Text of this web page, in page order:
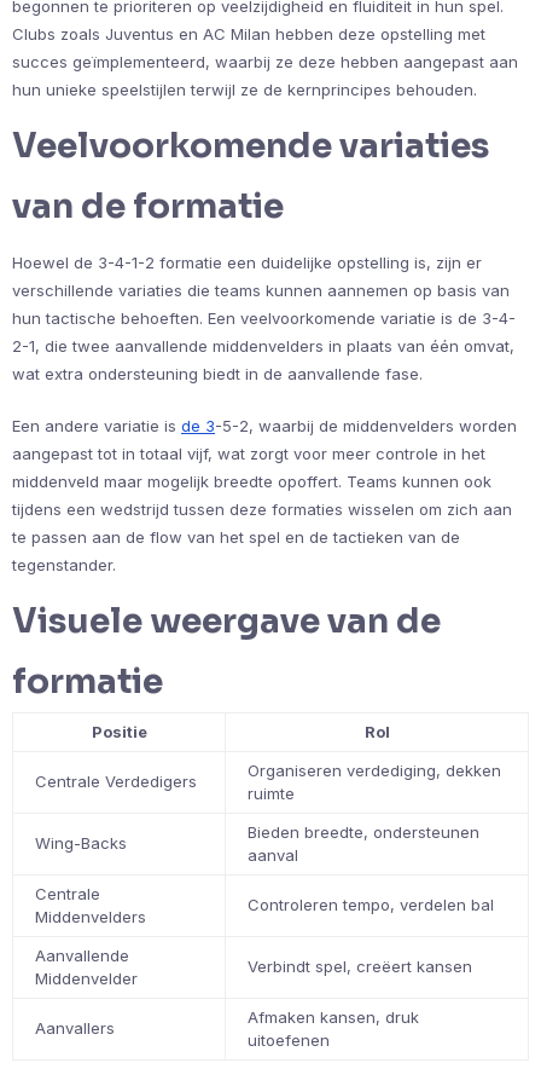
begonnen te prioriteren op veelzijdigheid en fluiditeit in hun spel.
Clubs zoals Juventus en AC Milan hebben deze opstelling met
succes geïmplementeerd, waarbij ze deze hebben aangepast aan
hun unieke speelstijlen terwijl ze de kernprincipes behouden.
Veelvoorkomende variaties
van de formatie
Hoewel de 3-4-1-2 formatie een duidelijke opstelling is, zijn er
verschillende variaties die teams kunnen aannemen op basis van
hun tactische behoeften. Een veelvoorkomende variatie is de 3-4-
2-1, die twee aanvallende middenvelders in plaats van één omvat,
wat extra ondersteuning biedt in de aanvallende fase.
Een andere variatie is de 3-5-2, waarbij de middenvelders worden
aangepast tot in totaal vijf, wat zorgt voor meer controle in het
middenveld maar mogelijk breedte opoffert. Teams kunnen ook
tijdens een wedstrijd tussen deze formaties wisselen om zich aan
te passen aan de flow van het spel en de tactieken van de
tegenstander.
Visuele weergave van de
formatie
Positie Rol
Centrale Verdedigers
Organiseren verdediging, dekken
ruimte
Wing-Backs
Bieden breedte, ondersteunen
aanval
Centrale
Middenvelders
Controleren tempo, verdelen bal
Aanvallende
Middenvelder
Verbindt spel, creëert kansen
Aanvallers
Afmaken kansen, druk
uitoefenen